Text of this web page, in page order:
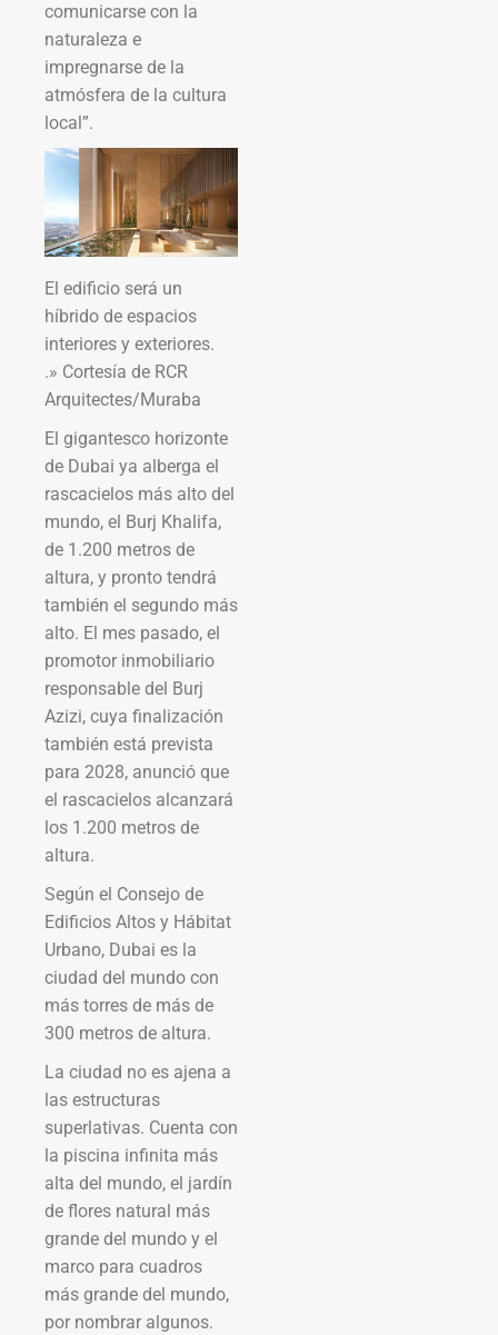
comunicarse con la
naturaleza e
impregnarse de la
atmósfera de la cultura
local”.
El edificio será un
híbrido de espacios
interiores y exteriores.
.» Cortesía de RCR
Arquitectes/Muraba
El gigantesco horizonte
de Dubai ya alberga el
rascacielos más alto del
mundo, el Burj Khalifa,
de 1.200 metros de
altura, y pronto tendrá
también el segundo más
alto. El mes pasado, el
promotor inmobiliario
responsable del Burj
Azizi, cuya finalización
también está prevista
para 2028, anunció que
el rascacielos alcanzará
los 1.200 metros de
altura.
Según el Consejo de
Edificios Altos y Hábitat
Urbano, Dubai es la
ciudad del mundo con
más torres de más de
300 metros de altura.
La ciudad no es ajena a
las estructuras
superlativas. Cuenta con
la piscina infinita más
alta del mundo, el jardín
de flores natural más
grande del mundo y el
marco para cuadros
más grande del mundo,
por nombrar algunos.